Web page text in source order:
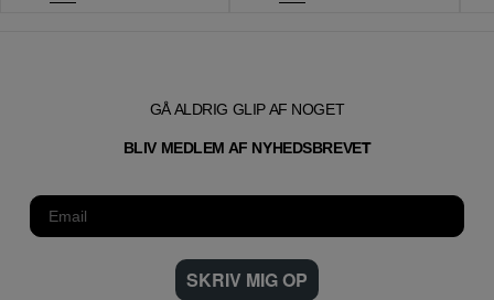
GÅ ALDRIG GLIP AF NOGET
BLIV MEDLEM AF NYHEDSBREVET
SKRIV MIG OP